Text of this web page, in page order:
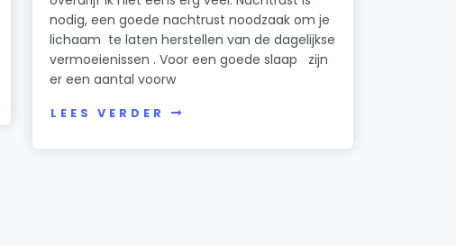
nodig, een goede nachtrust noodzaak om je
lichaam te laten herstellen van de dagelijkse
vermoeienissen . Voor een goede slaap zijn
er een aantal voorw
LEES VERDER